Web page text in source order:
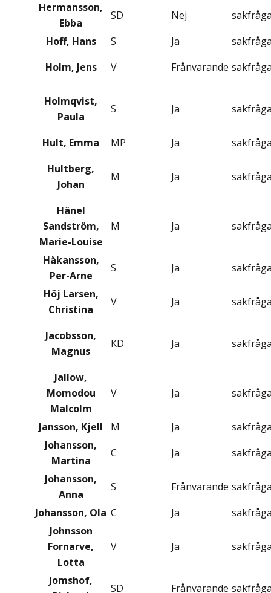
Hermansson,
Ebba
SD Nej
Hoff, Hans
S Ja
Holm, Jens
V Frånvarande
Holmqvist,
Paula
S Ja
Hult, Emma MP Ja
Hultberg,
Johan
M Ja
Hänel
Sandström,
Marie-Louise
M Ja
Håkansson,
Per-Arne
S Ja
Höj Larsen,
Christina
V Ja
Jacobsson,
Magnus
KD Ja
Jallow,
Momodou
Malcolm
V Ja
Jansson, Kjell M Ja
Johansson,
Martina
C Ja
Johansson,
Anna
S Frånvarande
Johansson, Ola C Ja
Johnsson
Fornarve,
Lotta
V Ja
Jomshof,
SD Frånvarande